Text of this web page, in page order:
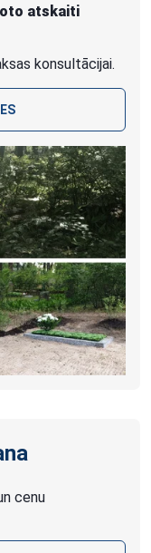
atskaiti
konsultācijai.
cenu